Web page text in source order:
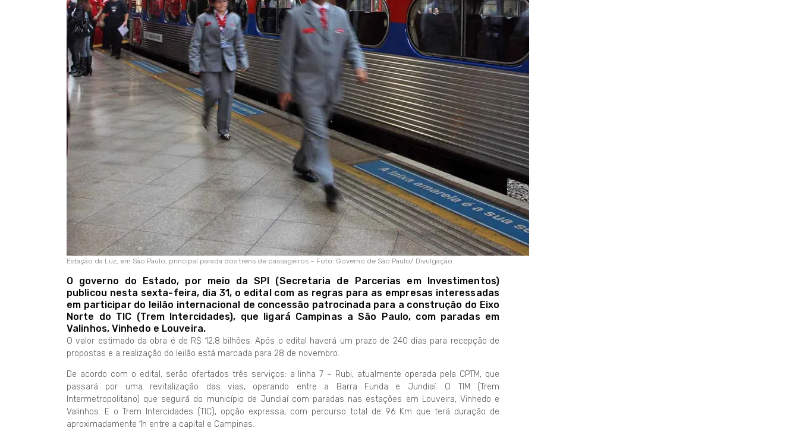
Estação da Luz, em São Paulo, principal parada dos trens de passageiros – Foto: Governo de São Paulo/ Divulgação
O governo do Estado, por meio da SPI (Secretaria de Parcerias em Investimentos)
publicou nesta sexta-feira, dia 31, o edital com as regras para as empresas interessadas
em participar do leilão internacional de concessão patrocinada para a construção do Eixo
Norte do TIC (Trem Intercidades), que ligará Campinas a São Paulo, com paradas em
Valinhos, Vinhedo e Louveira.
O valor estimado da obra é de R$ 12,8 bilhões. Após o edital haverá um prazo de 240 dias para recepção de
propostas e a realização do leilão está marcada para 28 de novembro.
De acordo com o edital, serão ofertados três serviços: a linha 7 – Rubi, atualmente operada pela CPTM, que
passará por uma revitalização das vias, operando entre a Barra Funda e Jundiaí. O TIM (Trem
Intermetropolitano) que seguirá do município de Jundiaí com paradas nas estações em Louveira, Vinhedo e
Valinhos. E o Trem Intercidades (TIC), opção expressa, com percurso total de 96 Km que terá duração de
aproximadamente 1h entre a capital e Campinas.